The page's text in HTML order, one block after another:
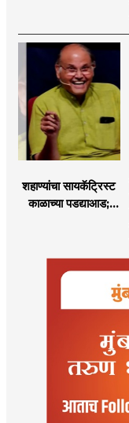
नाडकर्णी
शहाण्यांचा सायकॅट्रिस्ट
काळाच्या पडद्याआड;
कर्करोगाशी झुंज अपयशी!
वयाच्या ६८ व्या वर्षी
घेतला अखेरचा श्वास